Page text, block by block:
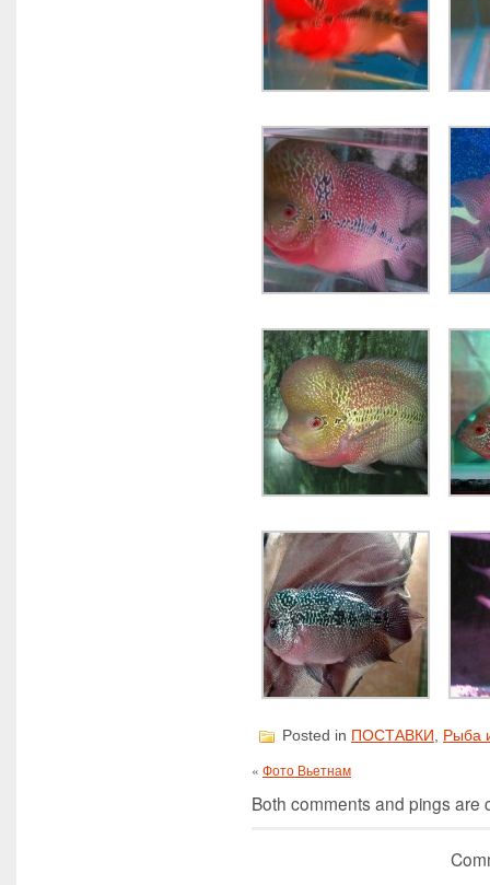
Posted in ПОСТАВКИ, Рыба
« Фото Вьетнам
Both comments and pings are